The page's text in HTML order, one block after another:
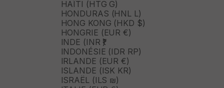
HAÏTI (HTG G)
HONDURAS (HNL L)
HONG KONG (HKD $)
HONGRIE (EUR €)
INDE (INR ₹)
INDONÉSIE (IDR RP)
IRLANDE (EUR €)
ISLANDE (ISK KR)
ISRAËL (ILS ₪)